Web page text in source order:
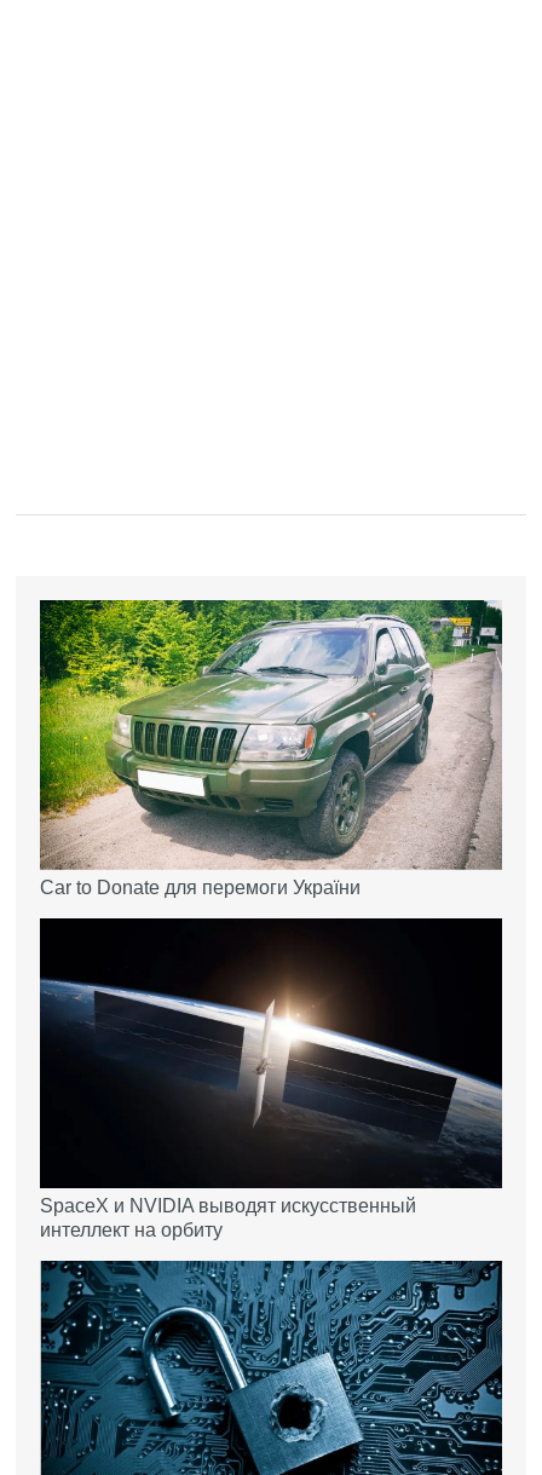
Car to Donate для перемоги України
SpaceX и NVIDIA выводят искусственный
интеллект на орбиту